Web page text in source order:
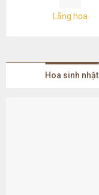
Lẵng hoa
Hoa sinh nhật